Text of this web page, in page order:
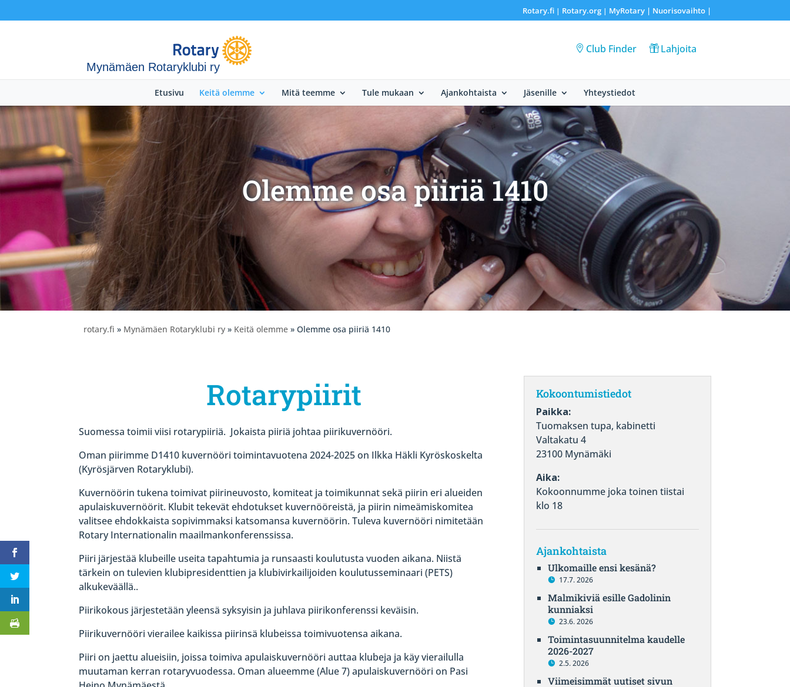
Rotary.fi| Rotary.org| MyRotary | Nuorisovaihto|
Mynämäen Rotaryklubi ry
Club Finder Lahjoita
Etusivu Keitä olemme Mitä teemme Tule mukaan Ajankohtaista Jäsenille Yhteystiedot
Olemme osa piiriä 1410
rotary.fi » Mynämäen Rotaryklubi ry » Keitä olemme » Olemme osa piiriä 1410
Rotarypiirit
Suomessa toimii viisi rotarypiiriä. Jokaista piiriä johtaa piirikuvernööri.
Oman piirimme D1410 kuvernööri toimintavuotena 2024-2025 on Ilkka Häkli Kyröskoskelta
(Kyrösjärven Rotaryklubi).
Kuvernöörin tukena toimivat piirineuvosto, komiteat ja toimikunnat sekä piirin eri alueiden
apulaiskuvernöörit. Klubit tekevät ehdotukset kuvernööreistä, ja piirin nimeämiskomitea
valitsee ehdokkaista sopivimmaksi katsomansa kuvernöörin. Tuleva kuvernööri nimitetään
Rotary Internationalin maailmankonferenssissa.
Piiri järjestää klubeille useita tapahtumia ja runsaasti koulutusta vuoden aikana. Niistä
tärkein on tulevien klubipresidenttien ja klubivirkailijoiden koulutusseminaari (PETS)
alkukeväällä..
Piirikokous järjestetään yleensä syksyisin ja juhlava piirikonferenssi keväisin.
Piirikuvernööri vierailee kaikissa piirinsä klubeissa toimivuotensa aikana.
Piiri on jaettu alueisiin, joissa toimiva apulaiskuvernööri auttaa klubeja ja käy vierailulla
muutaman kerran rotaryvuodessa. Oman alueemme (Alue 7) apulaiskuvernööri on Pasi
Kokoontumistiedot
Paikka:
Tuomaksen tupa, kabinetti
Valtakatu 4
23100 Mynämäki
Aika:
Kokoonnumme joka toinen tiistai
klo 18
Ajankohtaista
Ulkomaille ensi kesänä?
17.7. 2026
Malmikiviä esille Gadolinin
kunniaksi
23.6. 2026
Toimintasuunnitelma kaudelle
2026-2027
2.5. 2026
Viimeisimmät uutiset sivun